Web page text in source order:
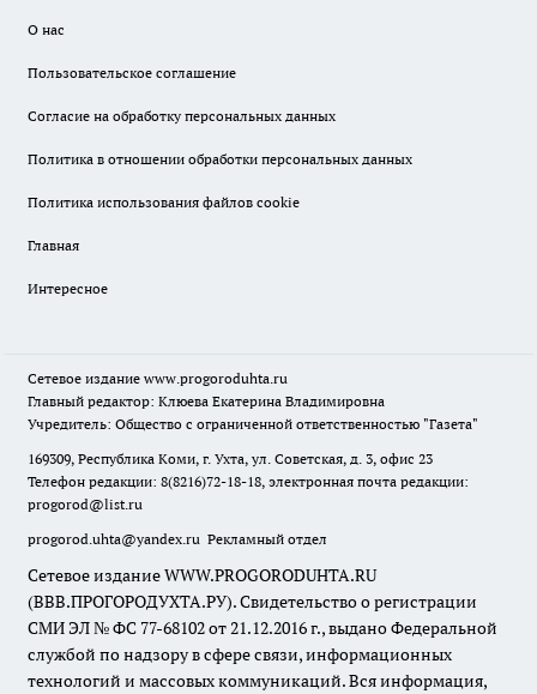
О нас
Пользовательское соглашение
Согласие на обработку персональных данных
Политика в отношении обработки персональных данных
Политика использования файлов cookie
Главная
Интересное
Сетевое издание www.progoroduhta.ru
Главный редактор: Клюева Екатерина Владимировна
Учредитель: Общество с ограниченной ответственностью "Газета"
169309, Республика Коми, г. Ухта, ул. Советская, д. 3, офис 23
Телефон редакции: 8(8216)72-18-18, электронная почта редакции:
progorod@list.ru
progorod.uhta@yandex.ru Рекламный отдел
Сетевое издание WWW.PROGORODUHTA.RU
(ВВВ.ПРОГОРОДУХТА.РУ). Свидетельство о регистрации
СМИ ЭЛ № ФС 77-68102 от 21.12.2016 г., выдано Федеральной
службой по надзору в сфере связи, информационных
технологий и массовых коммуникаций. Вся информация,